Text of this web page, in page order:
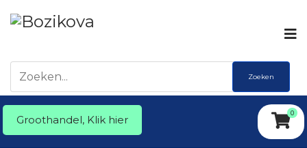
Zoeken
Groothandel, Klik hier
0